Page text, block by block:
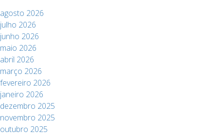
agosto 2026
julho 2026
junho 2026
maio 2026
abril 2026
março 2026
fevereiro 2026
janeiro 2026
dezembro 2025
novembro 2025
outubro 2025